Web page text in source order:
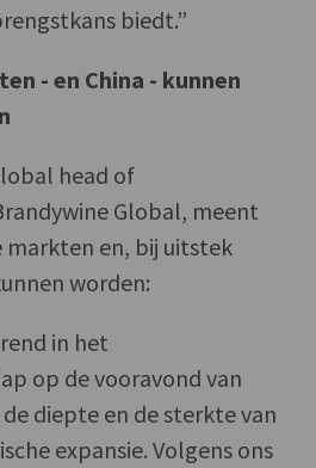
biedt.”
- en China - kunnen
head of
Global, meent
en, bij uitstek
worden:
in het
op de vooravond van
diepte en de sterkte van
expansie. Volgens ons